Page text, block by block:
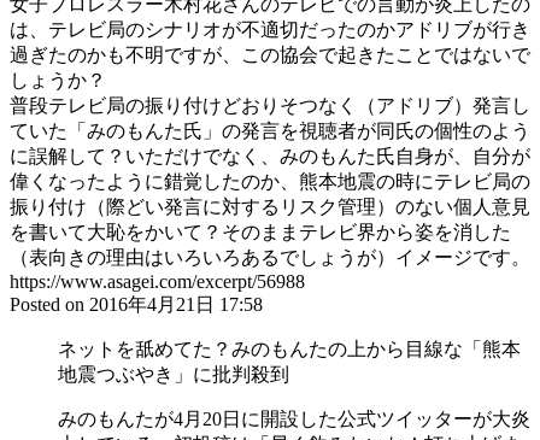
女子プロレスラー木村花さんのテレビでの言動が炎上したの
は、テレビ局のシナリオが不適切だったのかアドリブが行き
過ぎたのかも不明ですが、この協会で起きたことではないで
しょうか？
普段テレビ局の振り付けどおりそつなく（アドリブ）発言し
ていた「みのもんた氏」の発言を視聴者が同氏の個性のよう
に誤解して？いただけでなく、みのもんた氏自身が、自分が
偉くなったように錯覚したのか、熊本地震の時にテレビ局の
振り付け（際どい発言に対するリスク管理）のない個人意見
を書いて大恥をかいて？そのままテレビ界から姿を消した
（表向きの理由はいろいろあるでしょうが）イメージです。
https://www.asagei.com/excerpt/56988
Posted on 2016年4月21日 17:58
ネットを舐めてた？みのもんたの上から目線な「熊本
地震つぶやき」に批判殺到
みのもんたが4月20日に開設した公式ツイッターが大炎